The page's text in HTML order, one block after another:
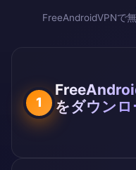
FreeAndroidVPNで
1
をダウンロ